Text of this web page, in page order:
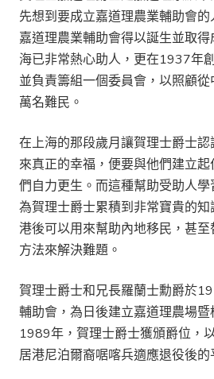
先想到要成立嘉道理農業輔助會
嘉道理農業輔助會得以誕生並取
海已非常熱心助人，更在1937年
並負責籌組一個委員會，以照顧
萬名難民。
在上海的那段歲月讓賀理士爵士
來真正的幸福，便要與他們建立
們自力更生。而這種幫助受助人
為賀理士爵士累積到非常寶貴的
港後可以用來幫助內地移民，甚
方法來解決難題。
賀理士爵士和兄長羅蘭士勳爵於
輔助會，為日後建立嘉道理農場暨
1989年，賀理士爵士獲頒爵位，
居港尼泊爾裔啹喀兵適應退役後的